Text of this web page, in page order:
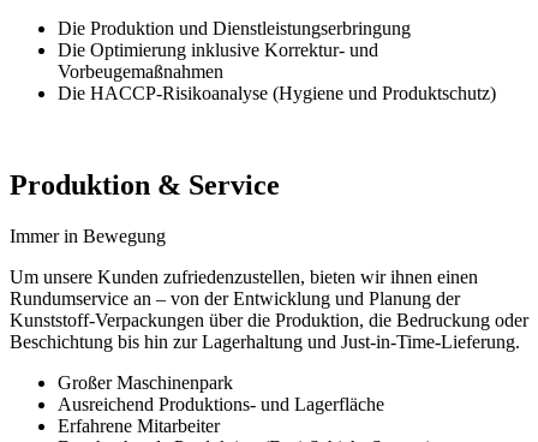
Die Produktion und Dienstleistungserbringung
Die Optimierung inklusive Korrektur- und
Vorbeugemaßnahmen
Die HACCP-Risikoanalyse (Hygiene und Produktschutz)
Produktion & Service
Immer in Bewegung
Um unsere Kunden zufriedenzustellen, bieten wir ihnen einen
Rundumservice an – von der Entwicklung und Planung der
Kunststoff-Verpackungen über die Produktion, die Bedruckung oder
Beschichtung bis hin zur Lagerhaltung und Just-in-Time-Lieferung.
Großer Maschinenpark
Ausreichend Produktions- und Lagerfläche
Erfahrene Mitarbeiter